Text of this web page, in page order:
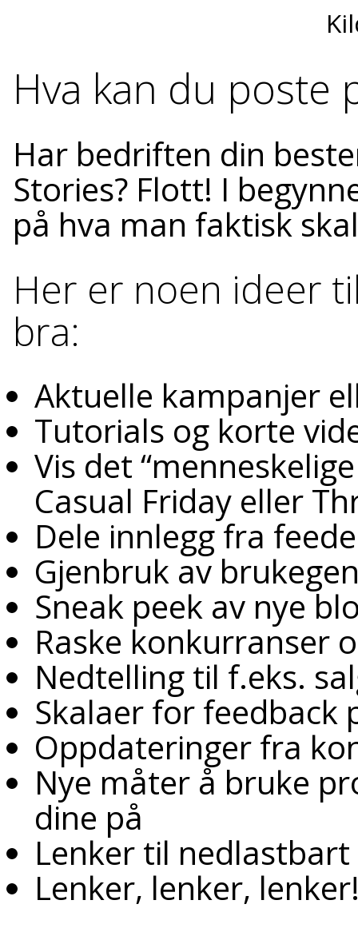
Hva kan du poste
Har bedriften din
Stories? Flott! I
på hva man faktisk
Her er noen ideer
bra:
Aktuelle kampanjer
Tutorials og korte
Vis det
Casual Friday eller
Dele innlegg fra
Gjenbruk av
Sneak peek av nye
Raske konkurranser
Nedtelling til f.eks.
Skalaer for feedback
Oppdateringer fra
Nye måter å bruke
dine på
Lenker til
Lenker, lenker,